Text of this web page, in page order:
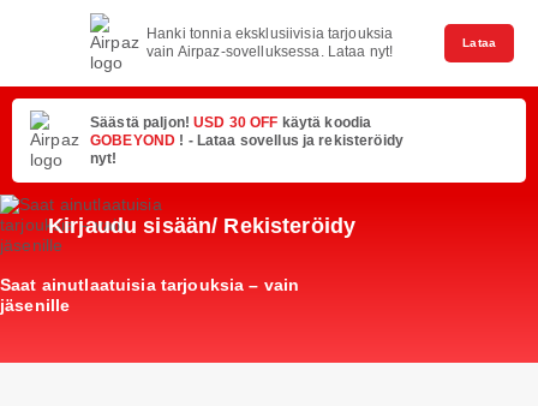
Hanki tonnia eksklusiivisia tarjouksia
vain Airpaz-sovelluksessa. Lataa nyt!
Lataa
Säästä paljon!USD 30 OFF käytä koodia
GOBEYOND ! - Lataa sovellus ja rekisteröidy
nyt!
Kirjaudu sisään/ Rekisteröidy
Saat ainutlaatuisia tarjouksia – vain
jäsenille